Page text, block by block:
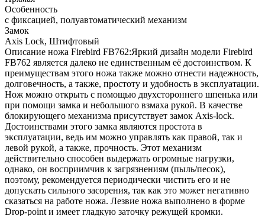
Особенность
с фиксацией, полуавтоматический механизм
Замок
Axis Lock, Штифтовый
Описание ножа Firebird FB762:Яркий дизайн модели Firebird
FB762 является далеко не единственным её достоинством. К
преимуществам этого ножа также можно отнести надежность,
долговечность, а также, простоту и удобность в эксплуатации.
Нож можно открыть с помощью двухстороннего шпенька или
при помощи замка и небольшого взмаха рукой. В качестве
блокирующего механизма присутствует замок Axis-lock.
Достоинствами этого замка являются простота в
эксплуатации, ведь им можно управлять как правой, так и
левой рукой, а также, прочность. Этот механизм
действительно способен выдержать огромные нагрузки,
однако, он восприимчив к загрязнениям (пыль/песок),
поэтому, рекомендуется периодически чистить его и не
допускать сильного засорения, так как это может негативно
сказаться на работе ножа. Лезвие ножа выполнено в форме
Drop-point и имеет гладкую заточку режущей кромки.